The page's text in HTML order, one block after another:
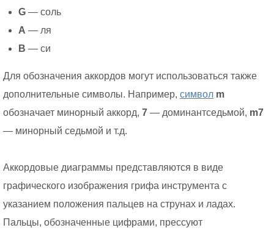
G — соль
A — ля
B — си
Для обозначения аккордов могут использоваться также
дополнительные символы. Например, символ m
обозначает минорный аккорд, 7 — доминантседьмой, m7
— минорный седьмой и т.д.
Аккордовые диаграммы представляются в виде
графического изображения грифа инструмента с
указанием положения пальцев на струнах и ладах.
Пальцы, обозначенные цифрами, прессуют